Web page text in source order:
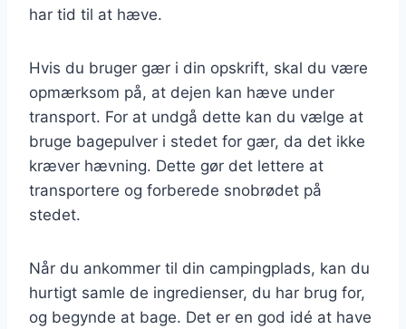
har tid til at hæve.
Hvis du bruger gær i din opskrift, skal du være
opmærksom på, at dejen kan hæve under
transport. For at undgå dette kan du vælge at
bruge bagepulver i stedet for gær, da det ikke
kræver hævning. Dette gør det lettere at
transportere og forberede snobrødet på
stedet.
Når du ankommer til din campingplads, kan du
hurtigt samle de ingredienser, du har brug for,
og begynde at bage. Det er en god idé at have